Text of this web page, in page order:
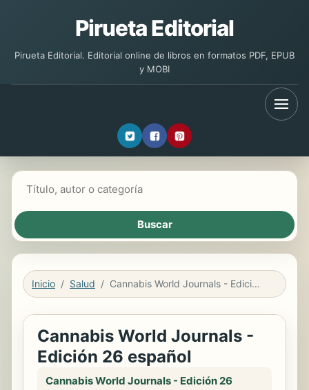
Pirueta Editorial
Pirueta Editorial. Editorial online de libros en formatos PDF, EPUB
y MOBI
Inicio Salud Cannabis World Journals - Edición 26 español
Cannabis World Journals -
Edición 26 español
Cannabis World Journals - Edición 26